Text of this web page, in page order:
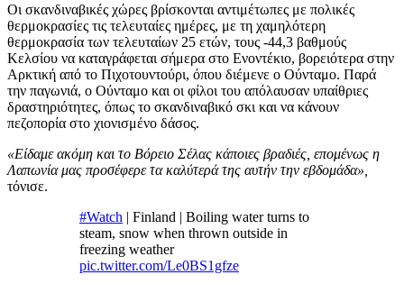
Οι σκανδιναβικές χώρες βρίσκονται αντιμέτωπες με πολικές
θερμοκρασίες τις τελευταίες ημέρες, με τη χαμηλότερη
θερμοκρασία των τελευταίων 25 ετών, τους -44,3 βαθμούς
Κελσίου να καταγράφεται σήμερα στο Ενοντέκιο, βορειότερα στην
Αρκτική από το Πιχοτουντούρι, όπου διέμενε ο Ούνταμο. Παρά
την παγωνιά, ο Ούνταμο και οι φίλοι του απόλαυσαν υπαίθριες
δραστηριότητες, όπως το σκανδιναβικό σκι και να κάνουν
πεζοπορία στο χιονισμένο δάσος.
«Είδαμε ακόμη και το Βόρειο Σέλας κάποιες βραδιές, επομένως η
Λαπωνία μας προσέφερε τα καλύτερά της αυτήν την εβδομάδα»,
τόνισε.
#Watch | Finland | Boiling water turns to
steam, snow when thrown outside in
freezing weather
pic.twitter.com/Le0BS1gfze